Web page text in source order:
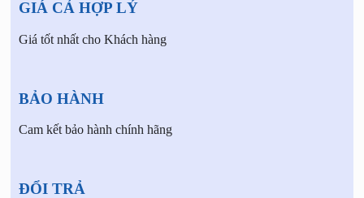
GIÁ CẢ HỢP LÝ
Giá tốt nhất cho Khách hàng
BẢO HÀNH
Cam kết bảo hành chính hãng
ĐỔI TRẢ